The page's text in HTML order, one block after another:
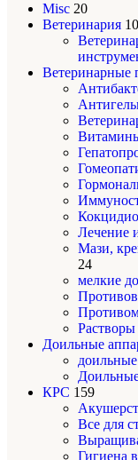
Misc 20
Ветеринария
Ветеринарные
Лечение
Мази,
24
мелкие
Растворы
Доильные
КРС 159
Все для
Гигиена